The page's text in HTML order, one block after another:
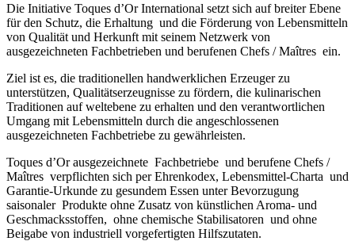
Die Initiative Toques d’Or International setzt sich auf breiter Ebene
für den Schutz, die Erhaltung und die Förderung von Lebensmitteln
von Qualität und Herkunft mit seinem Netzwerk von
ausgezeichneten Fachbetrieben und berufenen Chefs / Maîtres ein.
Ziel ist es, die traditionellen handwerklichen Erzeuger zu
unterstützen, Qualitätserzeugnisse zu fördern, die kulinarischen
Traditionen auf weltebene zu erhalten und den verantwortlichen
Umgang mit Lebensmitteln durch die angeschlossenen
ausgezeichneten Fachbetriebe zu gewährleisten.
Toques d’Or ausgezeichnete Fachbetriebe und berufene Chefs /
Maîtres verpflichten sich per Ehrenkodex, Lebensmittel-Charta und
Garantie-Urkunde zu gesundem Essen unter Bevorzugung
saisonaler Produkte ohne Zusatz von künstlichen Aroma- und
Geschmacksstoffen, ohne chemische Stabilisatoren und ohne
Beigabe von industriell vorgefertigten Hilfszutaten.